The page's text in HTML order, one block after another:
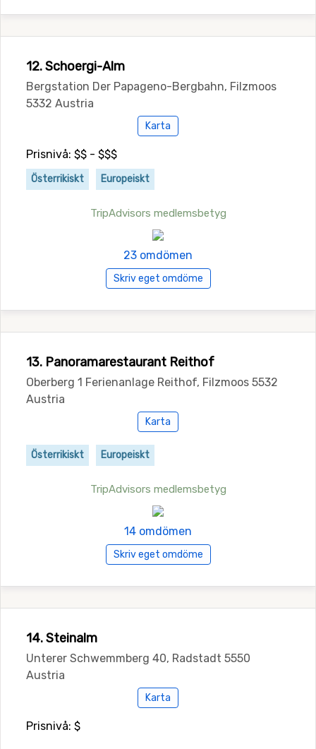
12. Schoergi-Alm
Bergstation Der Papageno-Bergbahn, Filzmoos
5332 Austria
Karta
Prisnivå: $$ - $$$
Österrikiskt Europeiskt
TripAdvisors medlemsbetyg
23 omdömen
Skriv eget omdöme
13. Panoramarestaurant Reithof
Oberberg 1 Ferienanlage Reithof, Filzmoos 5532
Austria
Karta
Österrikiskt Europeiskt
TripAdvisors medlemsbetyg
14 omdömen
Skriv eget omdöme
14. Steinalm
Unterer Schwemmberg 40, Radstadt 5550
Austria
Karta
Prisnivå: $